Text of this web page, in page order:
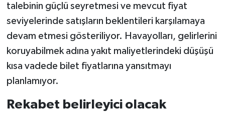
talebinin güçlü seyretmesi ve mevcut fiyat
seviyelerinde satışların beklentileri karşılamaya
devam etmesi gösteriliyor. Havayolları, gelirlerini
koruyabilmek adına yakıt maliyetlerindeki düşüşü
kısa vadede bilet fiyatlarına yansıtmayı
planlamıyor.
Rekabet belirleyici olacak